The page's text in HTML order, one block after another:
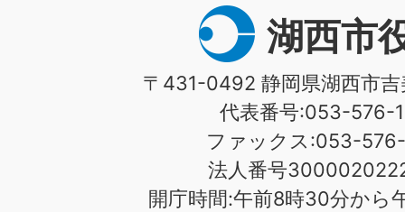
湖西市
〒431-0492 静岡県湖西市
代表番号:053-576-
ファックス:053-576-
法人番号
開庁時間:午前8時30分から